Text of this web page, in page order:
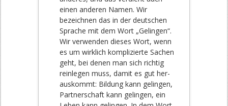
einen anderen Namen. Wir
bezeichnen das in der deutschen
Sprache mit dem Wort „Gelingen“.
Wir verwenden dieses Wort, wenn
es um wirklich komplizierte Sachen
geht, bei denen man sich richtig
reinlegen muss, damit es gut her-
auskommt: Bildung kann gelingen,
Partnerschaft kann gelingen, ein